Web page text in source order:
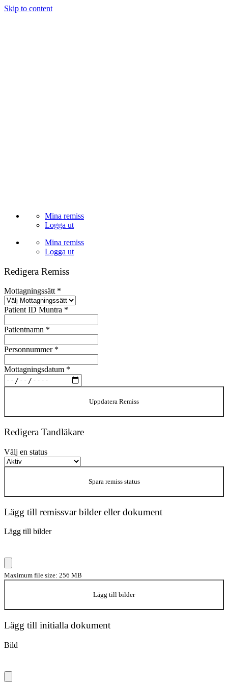
Skip to content
Mina remiss
Logga ut
Mina remiss
Logga ut
Redigera Remiss
Mottagningssätt *
Patient ID Muntra *
Patientnamn *
Personnummer *
Mottagningsdatum *
Uppdatera Remiss
Redigera Tandläkare
Välj en status
Spara remiss status
Lägg till remissvar bilder eller dokument
Lägg till bilder
Maximum file size: 256 MB
Lägg till bilder
Lägg till initialla dokument
Bild